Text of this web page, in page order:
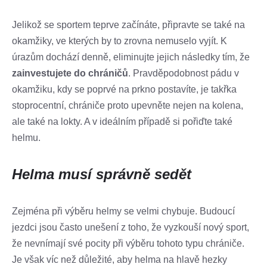
Jelikož se sportem teprve začínáte, připravte se také na
okamžiky, ve kterých by to zrovna nemuselo vyjít. K
úrazům dochází denně, eliminujte jejich následky tím, že
zainvestujete do chráničů. Pravděpodobnost pádu v
okamžiku, kdy se poprvé na prkno postavíte, je takřka
stoprocentní, chrániče proto upevněte nejen na kolena,
ale také na lokty. A v ideálním případě si pořiďte také
helmu.
Helma musí správně sedět
Zejména při výběru helmy se velmi chybuje. Budoucí
jezdci jsou často unešení z toho, že vyzkouší nový sport,
že nevnímají své pocity při výběru tohoto typu chrániče.
Je však víc než důležité, aby helma na hlavě hezky